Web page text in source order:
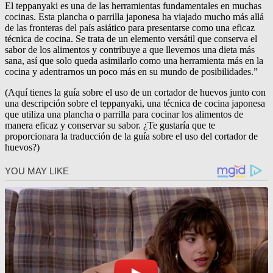
El teppanyaki es una de las herramientas fundamentales en muchas
cocinas. Esta plancha o parrilla japonesa ha viajado mucho más allá
de las fronteras del país asiático para presentarse como una eficaz
técnica de cocina. Se trata de un elemento versátil que conserva el
sabor de los alimentos y contribuye a que llevemos una dieta más
sana, así que solo queda asimilarlo como una herramienta más en la
cocina y adentrarnos un poco más en su mundo de posibilidades.”
(Aquí tienes la guía sobre el uso de un cortador de huevos junto con
una descripción sobre el teppanyaki, una técnica de cocina japonesa
que utiliza una plancha o parrilla para cocinar los alimentos de
manera eficaz y conservar su sabor. ¿Te gustaría que te
proporcionara la traducción de la guía sobre el uso del cortador de
huevos?)